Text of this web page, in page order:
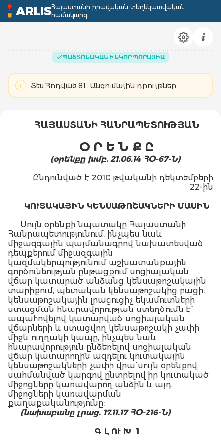
ARLISՀայաստանի իրավական տեղեկատվական
համակարգ
ՊԱՇՏՈՆԱԿԱՆ ԻՆԿՈՐՊՈՐԱՑԻԱ
Տես` Հոդված 81. Անցումային դրույթներ
ՀԱՅԱՍՏԱՆԻ ՀԱՆՐԱՊԵՏՈՒԹՅԱՆ
Օ Ր Ե Ն Ք Ը
(օրենքը խմբ. 21.06.14 ՀՕ-67-Ն)
Ընդունված է 2010 թվականի դեկտեմբերի
22-ին
ԿՈՒՏԱԿԱՅԻՆ ԿԵՆՍԱԹՈՇԱԿՆԵՐԻ ՄԱՍԻՆ
Սույն օրենքի նպատակը Հայաստանի
Հանրապետությունում, ինչպես նաև
միջազգային պայմանագրով նախատեսված
դեպքերում միջազգային
կազմակերպությունում աշխատանքային
գործունեության ընթացքում սոցիալական
վճար կատարած անձանց կենսաթոշակային
տարիքում, պետական կենսաթոշակից բացի,
կենսաթոշակային լրացուցիչ եկամուտների
ստացման հնարավորության ստեղծումն է`
ապահովելով կատարված սոցիալական
վճարների և ստացվող կենսաթոշակի չափի
միջև ուղղակի կապը, ինչպես նաև
հնարավորություն ընձեռելով սոցիալական
վճար կատարողին ազդելու կուտակային
կենսաթոշակների չափի վրա` սույն օրենքով
սահմանված կարգով ընտրելով իր կուտակած
միջոցները կառավարող անձին և այդ
միջոցների կառավարման
քաղաքականությունը:
(նախաբանը լրաց. 17.11.17 ՀՕ-216-Ն)
Գ Լ ՈՒ Խ 1